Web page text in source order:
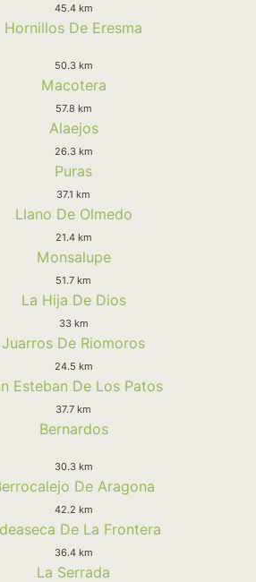
45.4 km
Hornillos De Eresma
50.3 km
Macotera
57.8 km
Alaejos
26.3 km
Puras
37.1 km
Llano De Olmedo
21.4 km
Monsalupe
51.7 km
La Hija De Dios
33 km
Juarros De Riomoros
24.5 km
Esteban De Los Patos
37.7 km
Bernardos
30.3 km
De Aragona
42.2 km
De La Frontera
36.4 km
La Serrada